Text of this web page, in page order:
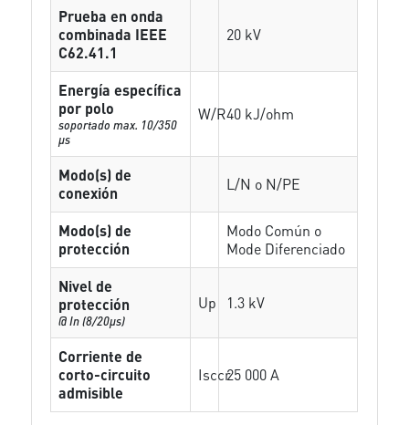
Prueba en onda
combinada IEEE
C62.41.1
20 kV
Energía específica
por polo
soportado max. 10/350
µs
W/R40 kJ/ohm
Modo(s) de
conexión
L/N o N/PE
Modo(s) de
protección
Modo Común o
Mode Diferenciado
Nivel de
protección
@ In (8/20µs)
Up 1.3 kV
Corriente de
corto-circuito
admisible
Isccr25 000 A